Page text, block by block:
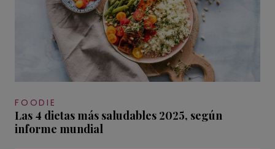
FOODIE
Las 4 dietas más saludables 2025, según
informe mundial